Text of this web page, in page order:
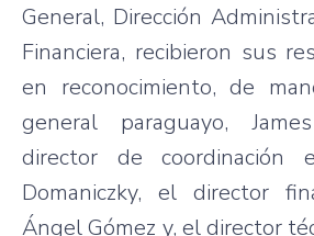
General, Dirección
Financiera, recibieron sus
en reconocimiento, de
general paraguayo,
director de coordinación
Domaniczky, el director
Ángel Gómez y, el director